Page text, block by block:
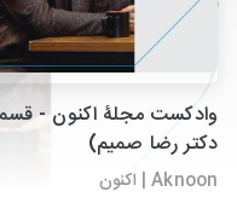
دکتر رضا صمیم)
Aknoon | اکنون